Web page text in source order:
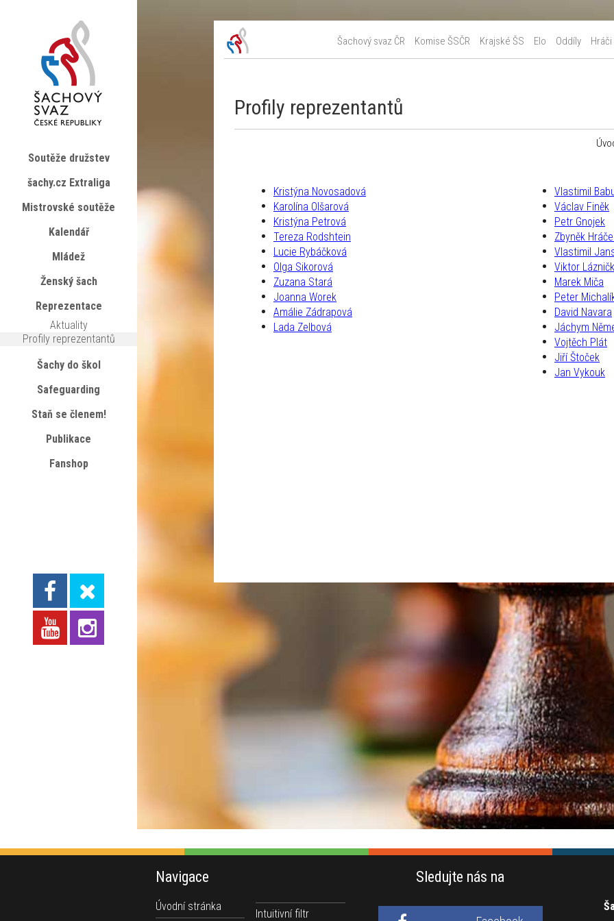
Šachový svaz ČR Komise ŠSČR Krajské ŠS Elo Oddíly Hráči
Profily reprezentantů
Kristýna Novosadová
Karolína Olšarová
Kristýna Petrová
Tereza Rodshtein
Lucie Rybáčková
Olga Sikorová
Zuzana Stará
Joanna Worek
Amálie Zádrapová
Lada Zelbová
Vlastimil
Václav Finěk
Petr Gnojek
Zbyněk
Vlastimil
Viktor
Marek Miča
Peter
David Navara
Jáchym
Vojtěch Plát
Jiří Štoček
Jan Vykouk
Soutěže družstev
šachy.cz Extraliga
Mistrovské soutěže
Kalendář
Mládež
Ženský šach
Reprezentace
Aktuality
Profily reprezentantů
Šachy do škol
Safeguarding
Staň se členem!
Publikace
Fanshop
Navigace
Úvodní stránka
Intuitivní filtr
Sledujte nás na